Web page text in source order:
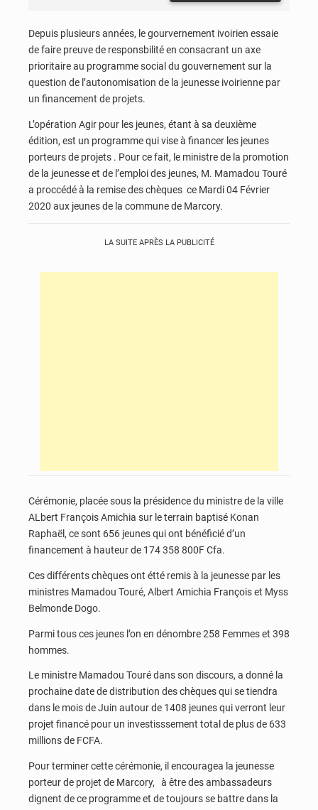
Depuis plusieurs années, le gourvernement ivoirien essaie
de faire preuve de responsbilité en consacrant un axe
prioritaire au programme social du gouvernement sur la
question de l’autonomisation de la jeunesse ivoirienne par
un financement de projets.
L’opération Agir pour les jeunes, étant à sa deuxième
édition, est un programme qui vise à financer les jeunes
porteurs de projets . Pour ce fait, le ministre de la promotion
de la jeunesse et de l’emploi des jeunes, M. Mamadou Touré
a proccédé à la remise des chèques ce Mardi 04 Février
2020 aux jeunes de la commune de Marcory.
LA SUITE APRÈS LA PUBLICITÉ
Cérémonie, placée sous la présidence du ministre de la ville
ALbert François Amichia sur le terrain baptisé Konan
Raphaël, ce sont 656 jeunes qui ont bénéficié d’un
financement à hauteur de 174 358 800F Cfa.
Ces différents chèques ont étté remis à la jeunesse par les
ministres Mamadou Touré, Albert Amichia François et Myss
Belmonde Dogo.
Parmi tous ces jeunes l’on en dénombre 258 Femmes et 398
hommes.
Le ministre Mamadou Touré dans son discours, a donné la
prochaine date de distribution des chèques qui se tiendra
dans le mois de Juin autour de 1408 jeunes qui verront leur
projet financé pour un investisssement total de plus de 633
millions de FCFA.
Pour terminer cette cérémonie, il encouragea la jeunesse
porteur de projet de Marcory, à être des ambassadeurs
dignent de ce programme et de toujours se battre dans la